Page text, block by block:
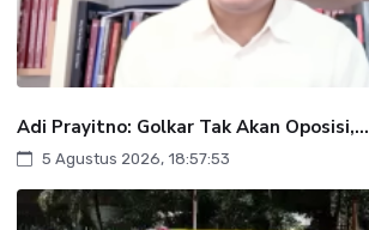
Adi Prayitno: Golkar Tak Akan Oposisi,...
5 Agustus 2026, 18:57:53